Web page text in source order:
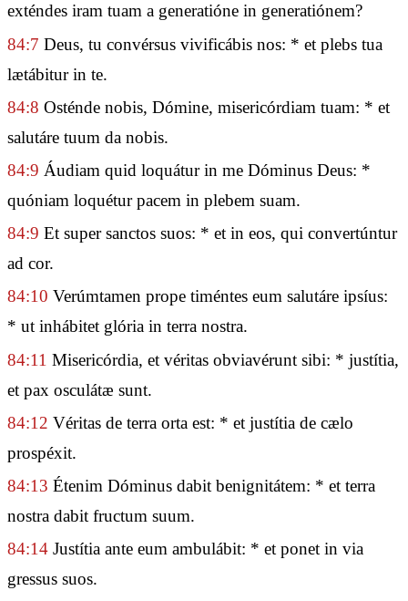
exténdes iram tuam a generatióne in generatiónem?
84:7 Deus, tu convérsus vivificábis nos: * et plebs tua
lætábitur in te.
84:8 Osténde nobis, Dómine, misericórdiam tuam: * et
salutáre tuum da nobis.
84:9 Áudiam quid loquátur in me Dóminus Deus: *
quóniam loquétur pacem in plebem suam.
84:9 Et super sanctos suos: * et in eos, qui convertúntur
ad cor.
84:10 Verúmtamen prope timéntes eum salutáre ipsíus:
* ut inhábitet glória in terra nostra.
84:11 Misericórdia, et véritas obviavérunt sibi: * justítia,
et pax osculátæ sunt.
84:12 Véritas de terra orta est: * et justítia de cælo
prospéxit.
84:13 Étenim Dóminus dabit benignitátem: * et terra
nostra dabit fructum suum.
84:14 Justítia ante eum ambulábit: * et ponet in via
gressus suos.